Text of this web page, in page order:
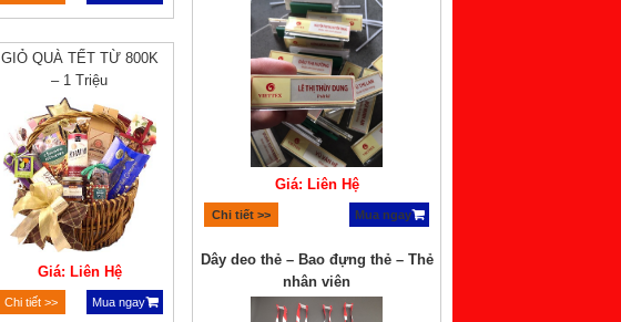
GIỎ QUÀ TẾT TỪ 800K
– 1 Triệu
Giá: Liên Hệ
Chi tiết >> Mua ngay
Giá: Liên Hệ
Chi tiết >> Mua ngay
Dây deo thẻ – Bao đựng thẻ – Thẻ
nhân viên